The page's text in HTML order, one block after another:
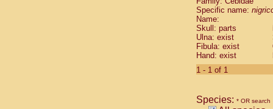
Cebidae
Cebidae
Cebidae
Cebidae
Cebidae
Cebidae
Cebidae
Cebidae
Specific name:
Name:
Skull: parts
Ulna: exist
Fibula: exist
Hand: exist
1 - 1 of 1
Species: * OR search